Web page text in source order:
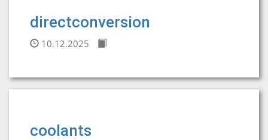
directconversion
10.12.2025
coolants